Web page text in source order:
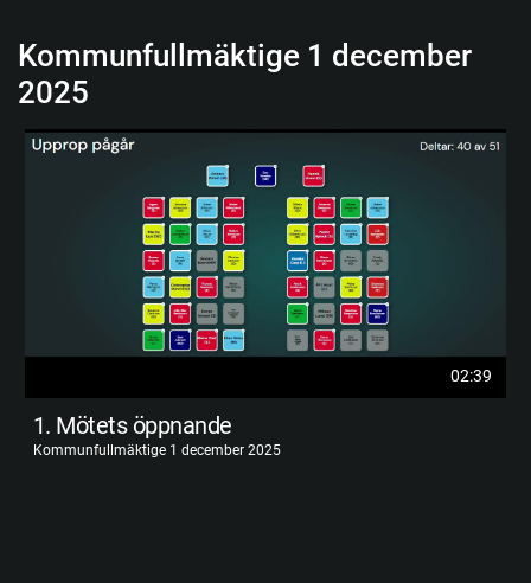
Kommunfullmäktige 1 december
2025
02:39
1. Mötets öppnande
Kommunfullmäktige 1 december 2025